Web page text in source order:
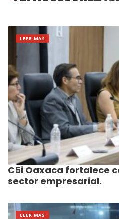
LEER MAS
C5i Oaxaca fortalece
sector empresarial.
LEER MAS